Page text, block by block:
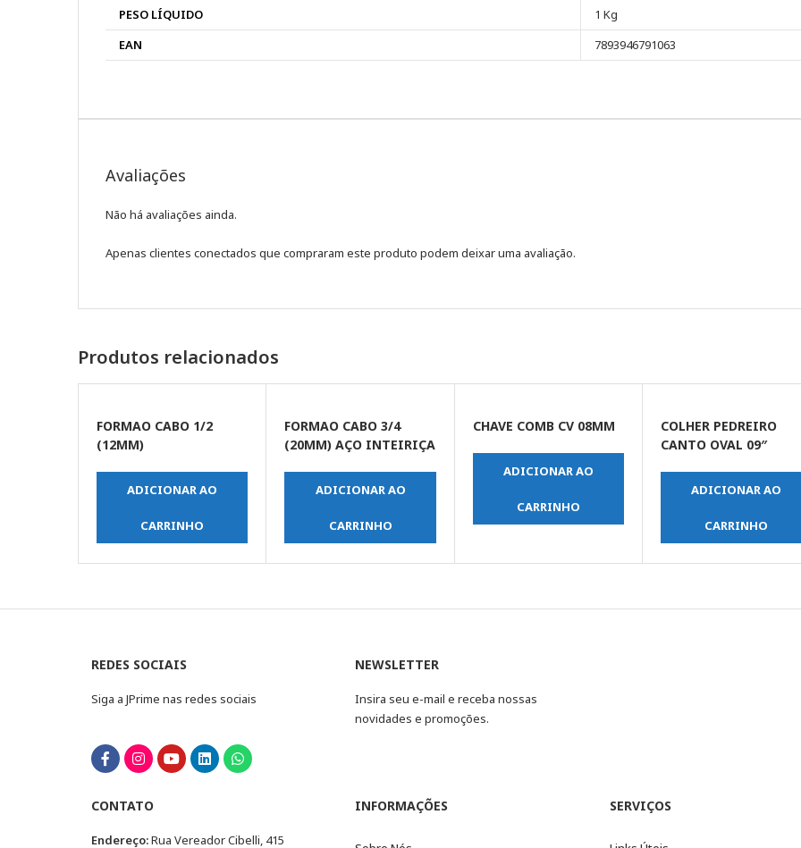
PESO LÍQUIDO
1 Kg
EAN
7893946791063
Avaliações
Não há avaliações ainda.
Apenas clientes conectados que compraram este produto podem deixar uma avaliação.
Produtos relacionados
FORMAO CABO 1/2
(12MM)
ADICIONAR AO
CARRINHO
FORMAO CABO 3/4
(20MM) AÇO INTEIRIÇA
ADICIONAR AO
CARRINHO
CHAVE COMB CV 08MM
ADICIONAR AO
CARRINHO
COLHER PEDREIRO
CANTO OVAL 09″
ADICIONAR AO
CARRINHO
REDES SOCIAIS
Siga a JPrime nas redes sociais
NEWSLETTER
Insira seu e-mail e receba nossas
novidades e promoções.
CONTATO
Endereço:Rua Vereador Cibelli, 415
INFORMAÇÕES SERVIÇOS